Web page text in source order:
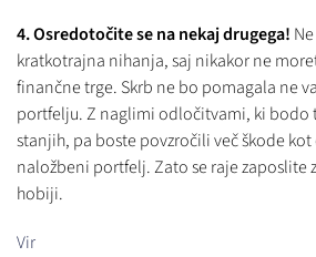
4. Osredotočite se na nekaj drugega!
kratkotrajna nihanja, saj nikakor ne
finančne trge. Skrb ne bo pomagala ne
portfelju. Z naglimi odločitvami, ki
stanjih, pa boste povzročili več škode kot
naložbeni portfelj. Zato se raje zaposlite
hobiji.
Vir